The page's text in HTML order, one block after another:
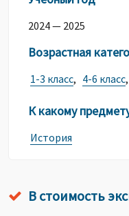
2024 — 2025
Возрастная
1-3 класс, 4-6 класс,
К какому
История
В стоимость